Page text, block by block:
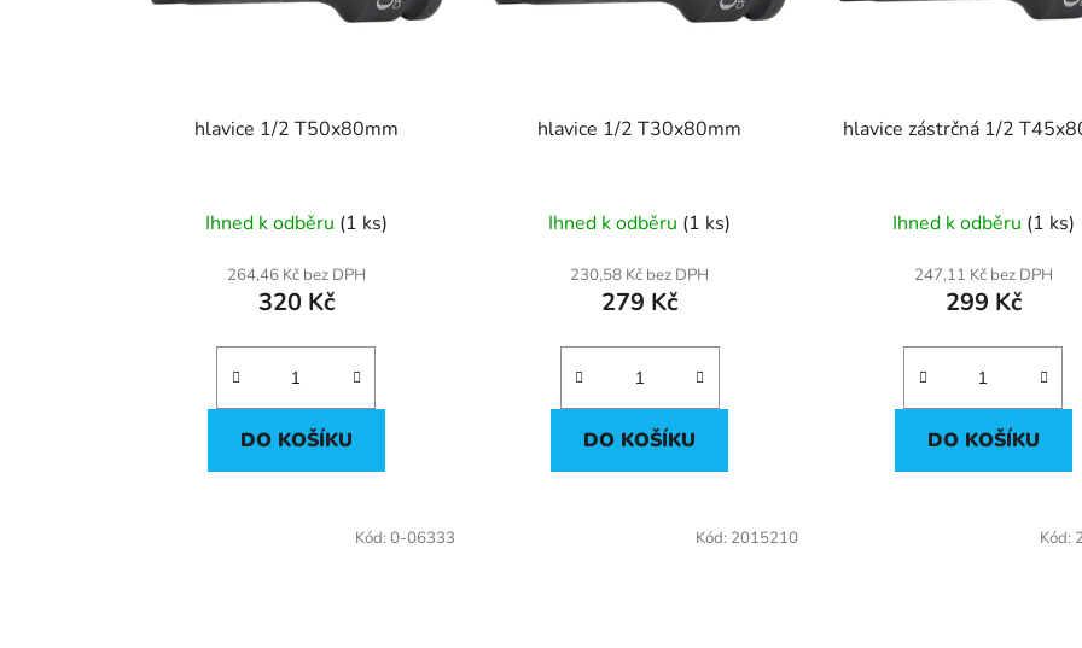
hlavice 1/2 T50x80mm
Ihned k odběru (1 ks)
264,46 Kč bez DPH
320 Kč
DO KOŠÍKU
hlavice 1/2 T30x80mm
Ihned k odběru (1 ks)
230,58 Kč bez DPH
279 Kč
DO KOŠÍKU
hlavice zástrčná 1/2
Ihned k odběru (1 ks)
247,11 Kč bez DPH
299 Kč
DO KOŠÍKU
Kód: 0-06333 Kód: 2015210 Kód: